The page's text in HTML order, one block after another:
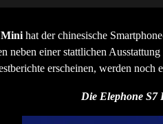
Minihat der chinesische
neben einer stattlichen
erscheinen, werden
Die Elephone S7